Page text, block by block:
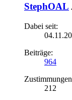
StephOAL
Dabei seit:
Beiträge:
964
212